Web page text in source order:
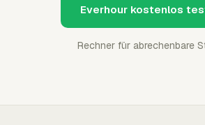
Everhour kostenlos
Rechner für abrechenbare